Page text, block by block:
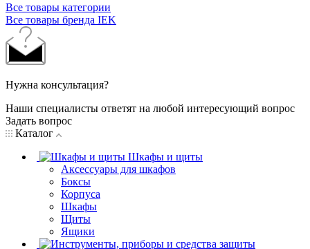
Все товары категории
Все товары бренда IEK
Нужна консультация?
Наши специалисты ответят на любой интересующий вопрос
Задать вопрос
Каталог
Шкафы и щиты
Аксессуары для шкафов
Боксы
Корпуса
Шкафы
Щиты
Ящики